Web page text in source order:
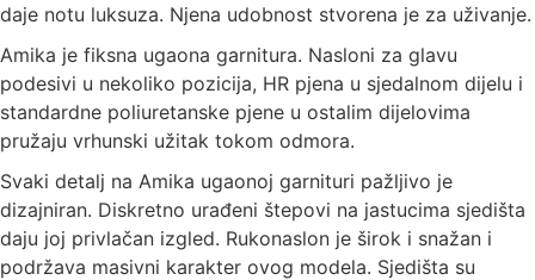
daje notu luksuza. Njena udobnost stvorena je za uživanje.
Amika je fiksna ugaona garnitura. Nasloni za glavu
podesivi u nekoliko pozicija, HR pjena u sjedalnom dijelu i
standardne poliuretanske pjene u ostalim dijelovima
pružaju vrhunski užitak tokom odmora.
Svaki detalj na Amika ugaonoj garnituri pažljivo je
dizajniran. Diskretno urađeni štepovi na jastucima sjedišta
daju joj privlačan izgled. Rukonaslon je širok i snažan i
podržava masivni karakter ovog modela. Sjedišta su